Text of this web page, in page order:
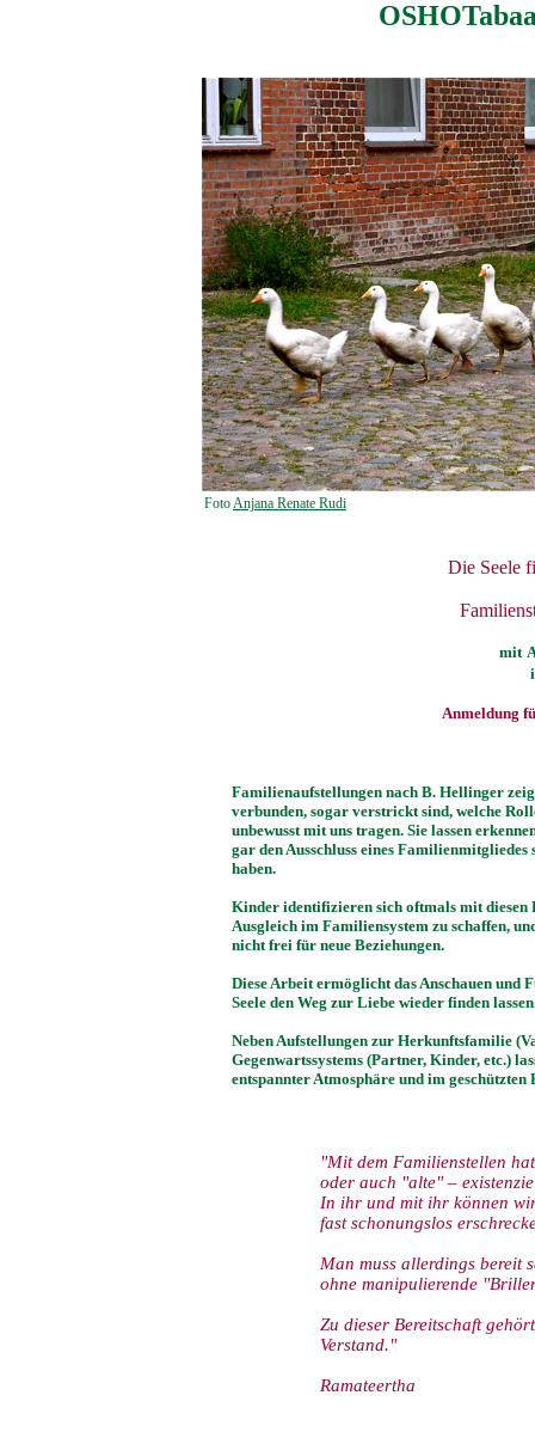
FotoAnjana Renate Rudi
Die Seele
mit
Anmeldung
Familienaufstellungen nach B. Hellinger
verbunden, sogar verstrickt sind, welche
unbewusst mit uns tragen. Sie lassen
gar den Ausschluss eines
haben.
Kinder identifizieren sich oftmals mit diesen
Ausgleich im Familiensystem zu schaffen,
nicht frei für neue Beziehungen.
Diese Arbeit ermöglicht das Anschauen und
Seele den Weg zur Liebe wieder finden
Neben Aufstellungen zur Herkunftsfamilie
Gegenwartssystems (Partner, Kinder, etc.)
entspannter Atmosphäre und im geschützten
"Mit dem Familienstellen
oder auch "alte" –
In ihr und mit ihr können
fast schonungslos
Man muss allerdings bereit
ohne manipulierende
Zu dieser Bereitschaft
Verstand."
Ramateertha